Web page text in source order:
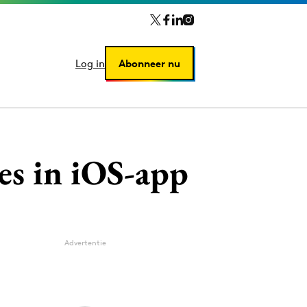
Log in Abonneer nu
Log in Abonneer nu
in iOS-app
Advertentie